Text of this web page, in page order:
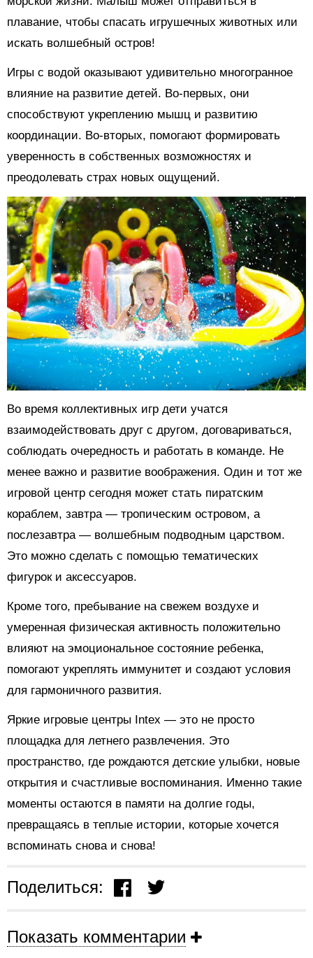
плавание, чтобы спасать игрушечных животных или
искать волшебный остров!
Игры с водой оказывают удивительно многогранное
влияние на развитие детей. Во-первых, они
способствуют укреплению мышц и развитию
координации. Во-вторых, помогают формировать
уверенность в собственных возможностях и
преодолевать страх новых ощущений.
Во время коллективных игр дети учатся
взаимодействовать друг с другом, договариваться,
соблюдать очередность и работать в команде. Не
менее важно и развитие воображения. Один и тот же
игровой центр сегодня может стать пиратским
кораблем, завтра — тропическим островом, а
послезавтра — волшебным подводным царством.
Это можно сделать с помощью тематических
фигурок и аксессуаров.
Кроме того, пребывание на свежем воздухе и
умеренная физическая активность положительно
влияют на эмоциональное состояние ребенка,
помогают укреплять иммунитет и создают условия
для гармоничного развития.
Яркие игровые центры Intex — это не просто
площадка для летнего развлечения. Это
пространство, где рождаются детские улыбки, новые
открытия и счастливые воспоминания. Именно такие
моменты остаются в памяти на долгие годы,
превращаясь в теплые истории, которые хочется
вспоминать снова и снова!
Поделиться:
Показать комментарии